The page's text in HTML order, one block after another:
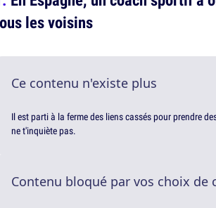
les voisins
Ce contenu n'existe plus
Il est parti à la ferme des liens cassés pour prendre
ne t'inquiète pas.
Contenu bloqué par vos choix de